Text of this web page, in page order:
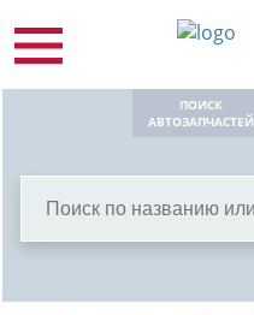
ПОИСК
АВТОЗАПЧАСТЕЙ